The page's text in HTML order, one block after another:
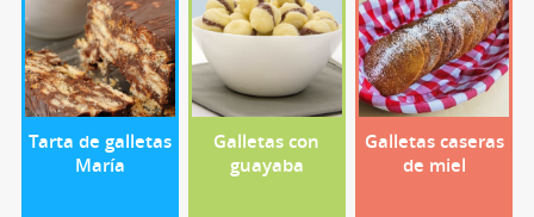
Tarta de galletas
María
Galletas con
guayaba
Galletas caseras
de miel